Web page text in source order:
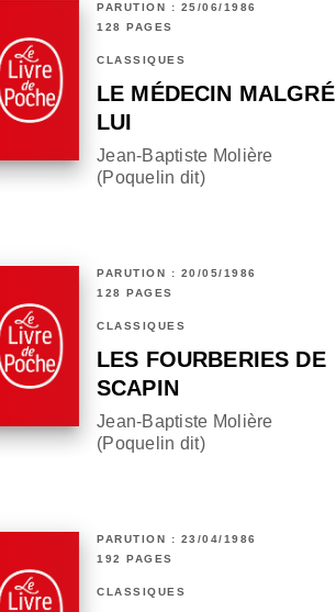
PARUTION : 25/06/1986
128 PAGES
CLASSIQUES
LE MÉDECIN MALGRÉ
LUI
Jean-Baptiste Molière
(Poquelin dit)
PARUTION : 20/05/1986
128 PAGES
CLASSIQUES
LES FOURBERIES DE
SCAPIN
Jean-Baptiste Molière
(Poquelin dit)
PARUTION : 23/04/1986
192 PAGES
CLASSIQUES